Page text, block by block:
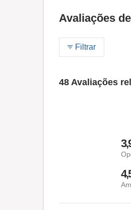
Avaliações
Filtrar
48 Avaliações